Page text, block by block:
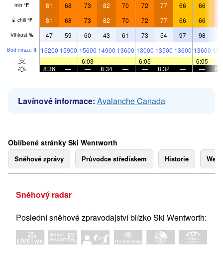
min °F 81 68 73 82 70 72 77 66 66
chill °F 81 68 73 82 70 72 77 66 66
Vlhkost % 47 59 60 43 61 73 54 97 98
Bod mrazu ft 16200 15900 15600 14900 13600 13000 13500 13600 13600
—
— 6:03 — — 6:05 — — 6:05
8:36
— — 8:34 — — 8:32 — —
Lavínové informace: Avalanche Canada
Oblíbené stránky Ski Wentworth
Sněhové zprávy Průvodce střediskem Historie
Sněhový radar
Poslední sněhové zpravodajství blízko Ski Wentworth: